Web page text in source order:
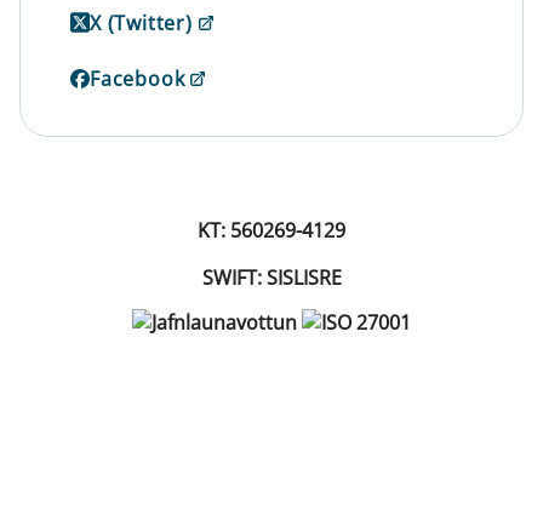
X (Twitter)
Facebook
KT: 560269-4129
SWIFT: SISLISRE